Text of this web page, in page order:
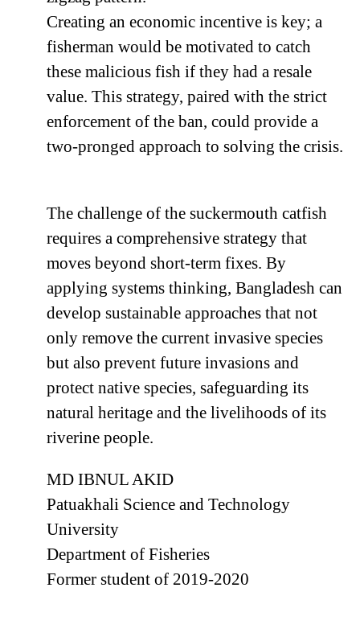
Creating an economic incentive is key; a
fisherman would be motivated to catch
these malicious fish if they had a resale
value. This strategy, paired with the strict
enforcement of the ban, could provide a
two-pronged approach to solving the crisis.
The challenge of the suckermouth catfish
requires a comprehensive strategy that
moves beyond short-term fixes. By
applying systems thinking, Bangladesh can
develop sustainable approaches that not
only remove the current invasive species
but also prevent future invasions and
protect native species, safeguarding its
natural heritage and the livelihoods of its
riverine people.
MD IBNUL AKID
Patuakhali Science and Technology
University
Department of Fisheries
Former student of 2019-2020